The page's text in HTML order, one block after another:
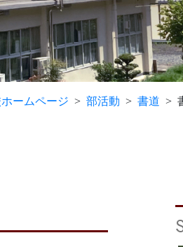
ームページ 部活動 書道